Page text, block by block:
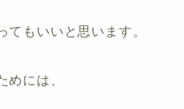
てもいいと思います。
めには、